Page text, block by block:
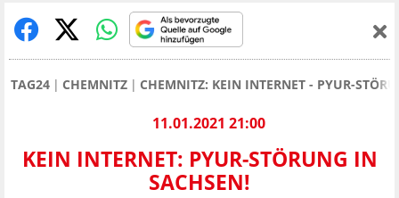
TAG24 CHEMNITZ CHEMNITZ: KEIN INTERNET - PYUR-
11.01.2021 21:00
KEIN INTERNET: PYUR-STÖRUNG IN
SACHSEN!